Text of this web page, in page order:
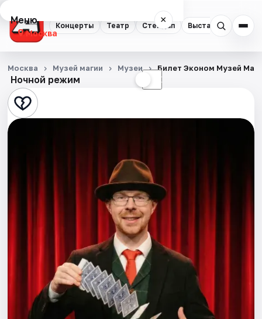
Концерты Театр Стендап Выставки
Меню ×
Москва
Концерты
Театр
Стендап
Города
Ночной режим ☾
Москва Музей магии Музеи Билет Эконом Музей